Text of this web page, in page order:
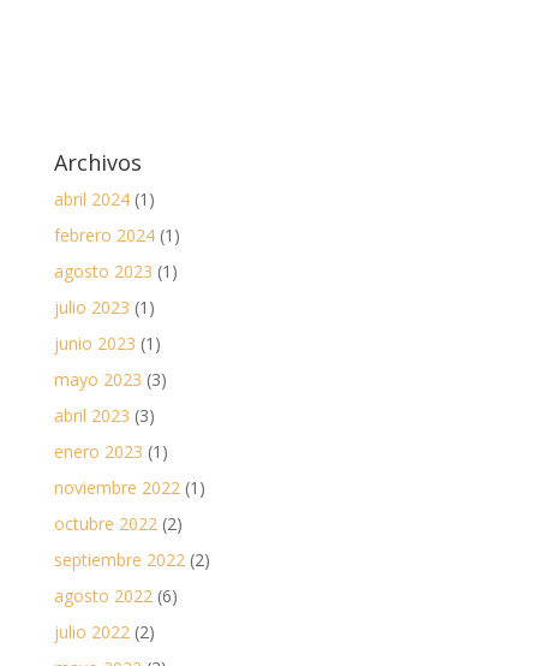
Archivos
abril 2024(1)
febrero 2024(1)
agosto 2023 (1)
julio 2023 (1)
junio 2023 (1)
mayo 2023 (3)
abril 2023 (3)
enero 2023 (1)
noviembre 2022 (1)
octubre 2022 (2)
septiembre 2022 (2)
agosto 2022 (6)
julio 2022 (2)